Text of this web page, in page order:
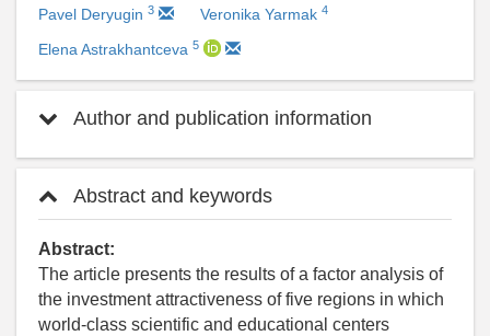
Pavel Deryugin 3 Veronika Yarmak 4
Elena Astrakhantceva 5
Author and publication information
Abstract and keywords
Abstract:
The article presents the results of a factor analysis of
the investment attractiveness of five regions in which
world-class scientific and educational centers